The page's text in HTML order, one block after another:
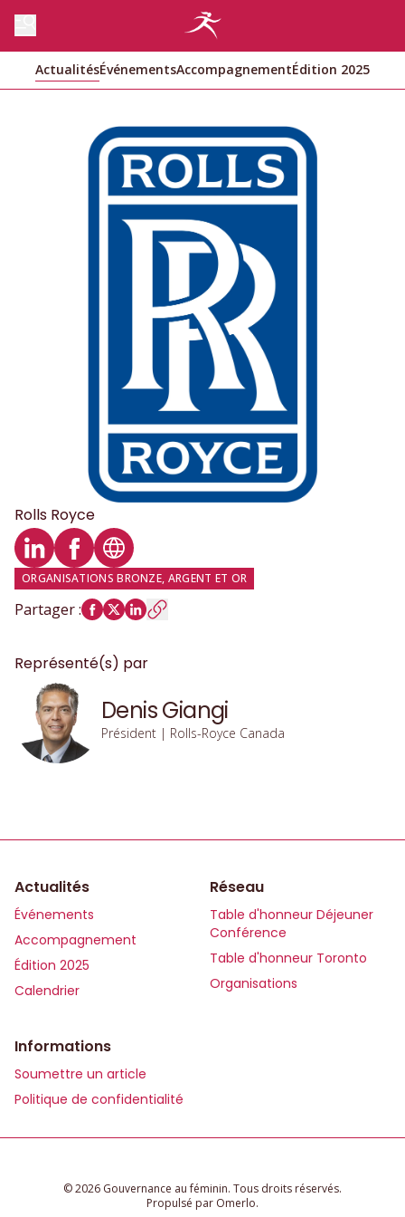
ActualitésÉvénementsAccompagnementÉdition 2025
Rolls Royce
Profil LinkedIn
Profil Facebook
Site web
ORGANISATIONS BRONZE, ARGENT ET OR
Partager:
Représenté(s) par
Denis Giangi
Président | Rolls-Royce Canada
Actualités
Événements
Accompagnement
Édition 2025
Calendrier
Réseau
Table d'honneur Déjeuner
Conférence
Table d'honneur Toronto
Organisations
Informations
Soumettre un article
Politique de confidentialité
© 2026 Gouvernance au féminin. Tous droits réservés.
Propulsé par Omerlo.